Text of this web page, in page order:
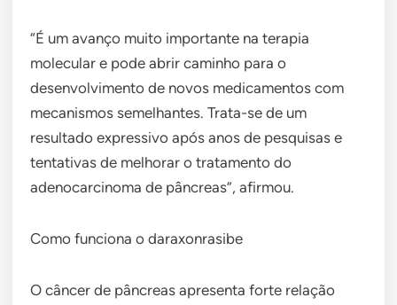
“É um avanço muito importante na terapia
molecular e pode abrir caminho para o
desenvolvimento de novos medicamentos com
mecanismos semelhantes. Trata-se de um
resultado expressivo após anos de pesquisas e
tentativas de melhorar o tratamento do
adenocarcinoma de pâncreas”, afirmou.
Como funciona o daraxonrasibe
O câncer de pâncreas apresenta forte relação